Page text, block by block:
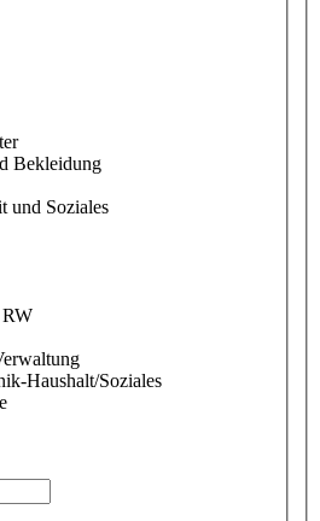
Bekleidung
und Soziales
Haushalt/Soziales